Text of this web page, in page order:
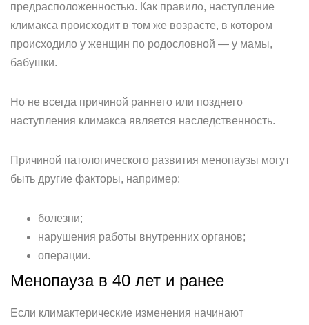
предрасположенностью. Как правило, наступление
климакса происходит в том же возрасте, в котором
происходило у женщин по родословной — у мамы,
бабушки.
Но не всегда причиной раннего или позднего
наступления климакса является наследственность.
Причиной патологического развития менопаузы могут
быть другие факторы, например:
болезни;
нарушения работы внутренних органов;
операции.
Менопауза в 40 лет и ранее
Если климактерические изменения начинают